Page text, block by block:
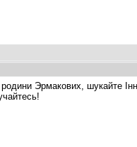
Эрмакових, шукайте